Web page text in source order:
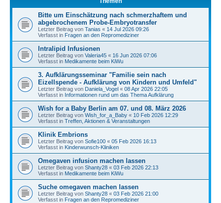
Bitte um Einschätzung nach schmerzhaftem und
abgebrochenem Probe-Embryotransfer
Letzter Beitrag von Tanias « 14 Jul 2026 09:26
Verfasst in Fragen an den Repromediziner
Intralipid Infusionen
Letzter Beitrag von Valeria45 « 16 Jun 2026 07:06
Verfasst in Medikamente beim KiWu
3. Aufklärungsseminar "Familie sein nach
Eizellspende - Aufklärung von Kindern und Umfeld"
Letzter Beitrag von Daniela_Vogel « 08 Apr 2026 22:05
Verfasst in Informationen rund um das Thema Aufklärung
Wish for a Baby Berlin am 07. und 08. März 2026
Letzter Beitrag von Wish_for_a_Baby « 10 Feb 2026 12:29
Verfasst in Treffen, Aktionen & Veranstaltungen
Klinik Embrions
Letzter Beitrag von Sofie100 « 05 Feb 2026 16:13
Verfasst in Kinderwunsch-Kliniken
Omegaven infusion machen lassen
Letzter Beitrag von Shanty28 « 03 Feb 2026 22:13
Verfasst in Medikamente beim KiWu
Suche omegaven machen lassen
Letzter Beitrag von Shanty28 « 03 Feb 2026 21:00
Verfasst in Fragen an den Repromediziner